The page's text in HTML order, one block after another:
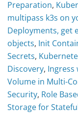
Preparation,
multipass k3s on
Deployments, get
objects, Init
Secrets,
Discovery, Ingress
Volume in Multi-
Security, Role
Storage for